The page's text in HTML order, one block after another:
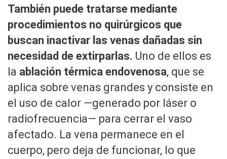
También puede tratarse mediante
procedimientos no quirúrgicos que
buscan inactivar las venas dañadas sin
necesidad de extirparlas. Uno de ellos es
la ablación térmica endovenosa, que se
aplica sobre venas grandes y consiste en
el uso de calor —generado por láser o
radiofrecuencia— para cerrar el vaso
afectado. La vena permanece en el
cuerpo, pero deja de funcionar, lo que